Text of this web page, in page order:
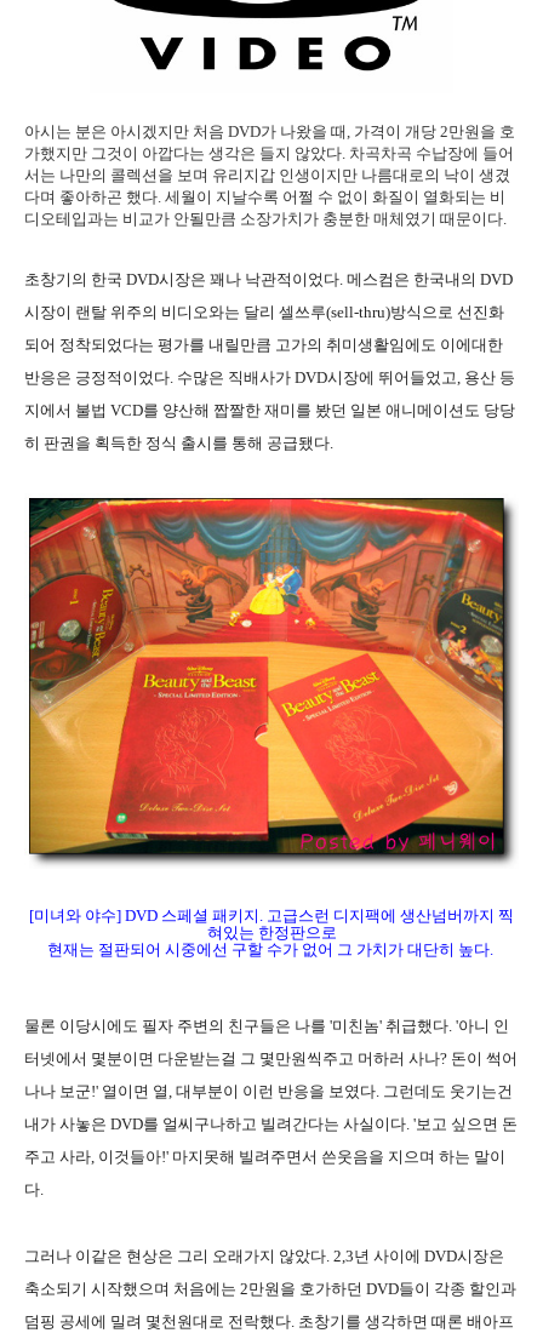
아시는 분은 아시겠지만 처음 DVD가 나왔을 때, 가격이 개당 2만원을 호
가했지만 그것이 아깝다는 생각은 들지 않았다. 차곡차곡 수납장에 들어
서는 나만의 콜렉션을 보며 유리지갑 인생이지만 나름대로의 낙이 생겼
다며 좋아하곤 했다. 세월이 지날수록 어쩔 수 없이 화질이 열화되는 비
디오테입과는 비교가 안될만큼 소장가치가 충분한 매체였기 때문이다.
초창기의 한국 DVD시장은 꽤나 낙관적이었다. 메스컴은 한국내의 DVD
시장이 랜탈 위주의 비디오와는 달리 셀쓰루(sell-thru)방식으로 선진화
되어 정착되었다는 평가를 내릴만큼 고가의 취미생활임에도 이에대한
반응은 긍정적이었다. 수많은 직배사가 DVD시장에 뛰어들었고, 용산 등
지에서 불법 VCD를 양산해 짭짤한 재미를 봤던 일본 애니메이션도 당당
히 판권을 획득한 정식 출시를 통해 공급됐다.
[미녀와 야수] DVD 스페셜 패키지. 고급스런 디지팩에 생산넘버까지 찍
혀있는 한정판으로
현재는 절판되어 시중에선 구할 수가 없어 그 가치가 대단히 높다.
물론 이당시에도 필자 주변의 친구들은 나를 '미친놈' 취급했다. '아니 인
터넷에서 몇분이면 다운받는걸 그 몇만원씩주고 머하러 사나? 돈이 썩어
나나 보군!' 열이면 열, 대부분이 이런 반응을 보였다. 그런데도 웃기는건
내가 사놓은 DVD를 얼씨구나하고 빌려간다는 사실이다. '보고 싶으면 돈
주고 사라, 이것들아!' 마지못해 빌려주면서 쓴웃음을 지으며 하는 말이
다.
그러나 이같은 현상은 그리 오래가지 않았다. 2,3년 사이에 DVD시장은
축소되기 시작했으며 처음에는 2만원을 호가하던 DVD들이 각종 할인과
덤핑 공세에 밀려 몇천원대로 전락했다. 초창기를 생각하면 때론 배아프